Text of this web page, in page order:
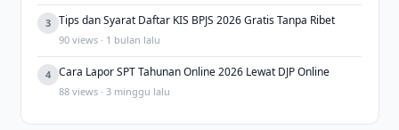
3 Tips dan Syarat Daftar KIS BPJS 2026 Gratis Tanpa Ribet
90 views · 1 bulan lalu
4 Cara Lapor SPT Tahunan Online 2026 Lewat DJP Online
88 views · 3 minggu lalu